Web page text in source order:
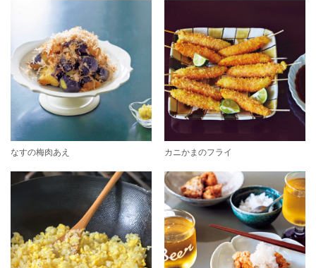
なすの梅肉あえ カニかまのフライ